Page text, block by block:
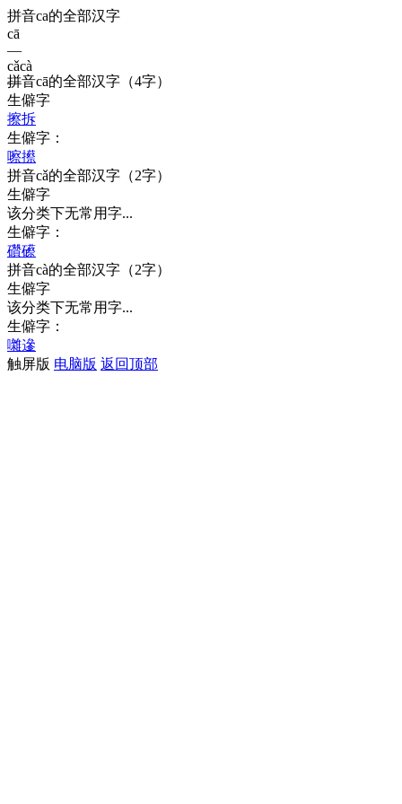
拼音ca的全部汉字
cā
—
cǎcà
—
拼音cā的全部汉字 （4字）
生僻字
擦拆
生僻字：
嚓攃
拼音cǎ的全部汉字 （2字）
生僻字
该分类下无常用字...
生僻字：
礸礤
拼音cà的全部汉字 （2字）
生僻字
该分类下无常用字...
生僻字：
囃遪
触屏版 电脑版 返回顶部